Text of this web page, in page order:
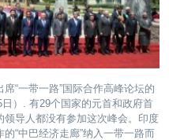
“一带一路”国际合作高峰论坛的
）. 有29个国家的元首和政府首
导人都没有参加这次峰会。印度
“中巴经济走廊”纳入一带一路而